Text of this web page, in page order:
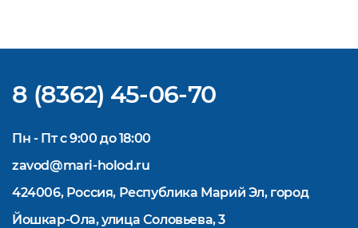
8 (8362) 45-06-70
Пн - Пт с 9:00 до 18:00
zavod@mari-holod.ru
424006, Россия, Республика Марий Эл, город
Йошкар-Ола, улица Соловьева, 3